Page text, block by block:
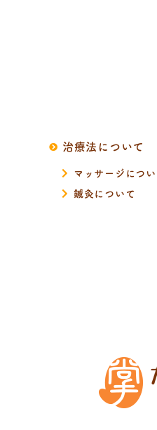
治療法について
マッサージにつ
鍼灸について